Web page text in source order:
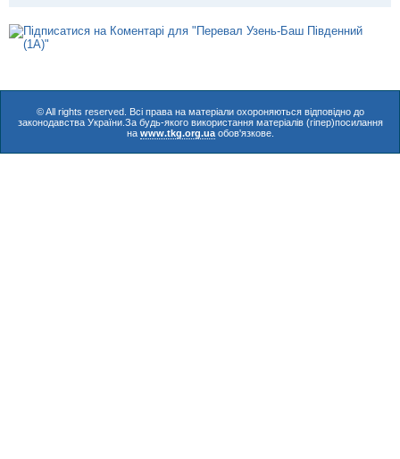
© All rights reserved. Всі права на матеріали охороняються відповідно до
законодавства України.За будь-якого використання матеріалів (гіпер)посилання
на www.tkg.org.uaобов'язкове.